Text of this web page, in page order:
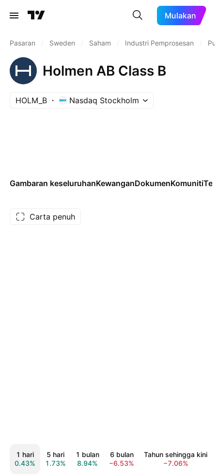
Mulakan
Pasaran Sweden Saham Industri Pemprosesan
Holmen AB Class B
HOLM_B Nasdaq Stockholm
Gambaran keseluruhanKewanganDokumenKomuniti
Carta penuh
1 hari
0.43%
5 hari
1.73%
1 bulan
8.94%
6 bulan
−6.53%
Tahun sehingga kini
−7.06%